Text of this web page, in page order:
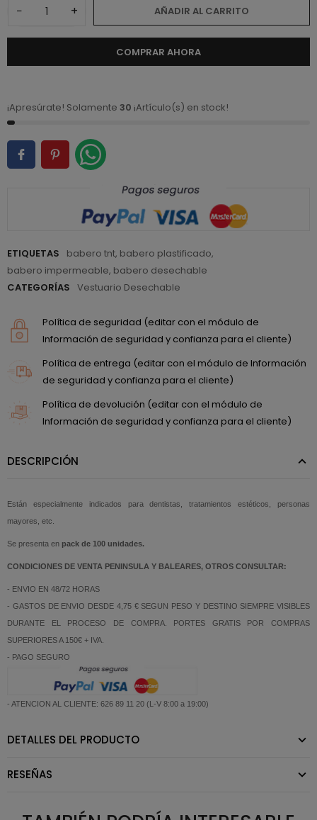
− + AÑADIR AL CARRITO
COMPRAR AHORA
¡Apresúrate! Solamente 30 ¡Artículo(s) en stock!
ETIQUETAS babero tnt, babero plastificado,
babero impermeable, babero desechable
CATEGORÍAS Vestuario Desechable
Política de seguridad (editar con el módulo de
Información de seguridad y confianza para el cliente)
Política de entrega (editar con el módulo de Información
de seguridad y confianza para el cliente)
Política de devolución (editar con el módulo de
Información de seguridad y confianza para el cliente)
DESCRIPCIÓN
Están especialmente indicados para dentistas, tratamientos estéticos, personas
mayores, etc.
Se presenta en pack de 100 unidades.
CONDICIONES DE VENTA PENINSULA Y BALEARES, OTROS CONSULTAR:
- ENVIO EN 48/72 HORAS
- GASTOS DE ENVIO DESDE 4,75 € SEGUN PESO Y DESTINO SIEMPRE VISIBLES
DURANTE EL PROCESO DE COMPRA. PORTES GRATIS POR COMPRAS
SUPERIORES A 150€ + IVA.
- PAGO SEGURO
- ATENCION AL CLIENTE: 626 89 11 20 (L-V 8:00 a 19:00)
DETALLES DEL PRODUCTO
RESEÑAS